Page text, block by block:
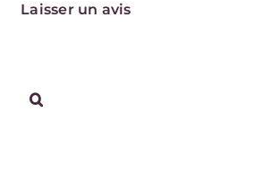
Laisser un avis